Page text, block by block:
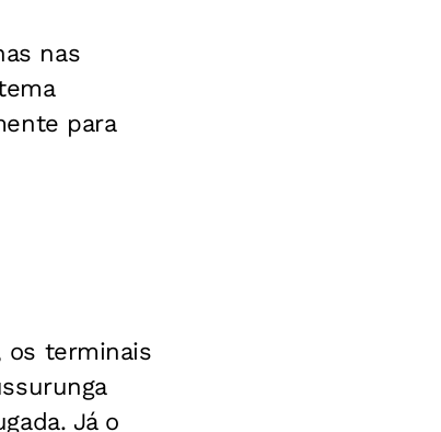
nas
para
os terminais
Já o